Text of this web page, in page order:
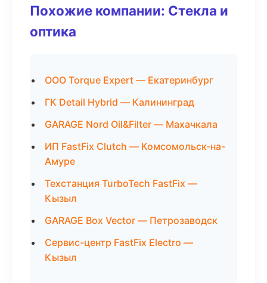
Похожие компании: Стекла и
оптика
ООО Torque Expert — Екатеринбург
ГК Detail Hybrid — Калининград
GARAGE Nord Oil&Filter — Махачкала
ИП FastFix Clutch — Комсомольск-на-
Амуре
Техстанция TurboTech FastFix —
Кызыл
GARAGE Box Vector — Петрозаводск
Сервис-центр FastFix Electro —
Кызыл